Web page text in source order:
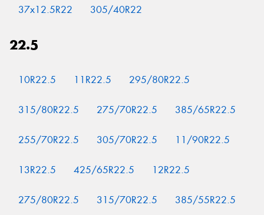
37x12.5R22 305/40R22
22.5
10R22.5 11R22.5 295/80R22.5
315/80R22.5 275/70R22.5 385/65R22.5
255/70R22.5 305/70R22.5 11/90R22.5
13R22.5 425/65R22.5 12R22.5
275/80R22.5 315/70R22.5 385/55R22.5